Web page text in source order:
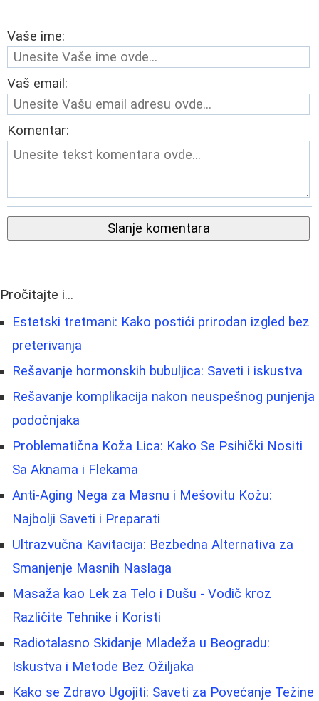
Vaše ime:
Vaš email:
Komentar:
Slanje komentara
Pročitajte i...
Estetski tretmani: Kako postići prirodan izgled bez
preterivanja
Rešavanje hormonskih bubuljica: Saveti i iskustva
Rešavanje komplikacija nakon neuspešnog punjenja
podočnjaka
Problematična Koža Lica: Kako Se Psihički Nositi
Sa Aknama i Flekama
Anti-Aging Nega za Masnu i Mešovitu Kožu:
Najbolji Saveti i Preparati
Ultrazvučna Kavitacija: Bezbedna Alternativa za
Smanjenje Masnih Naslaga
Masaža kao Lek za Telo i Dušu - Vodič kroz
Različite Tehnike i Koristi
Radiotalasno Skidanje Mladeža u Beogradu:
Iskustva i Metode Bez Ožiljaka
Kako se Zdravo Ugojiti: Saveti za Povećanje Težine